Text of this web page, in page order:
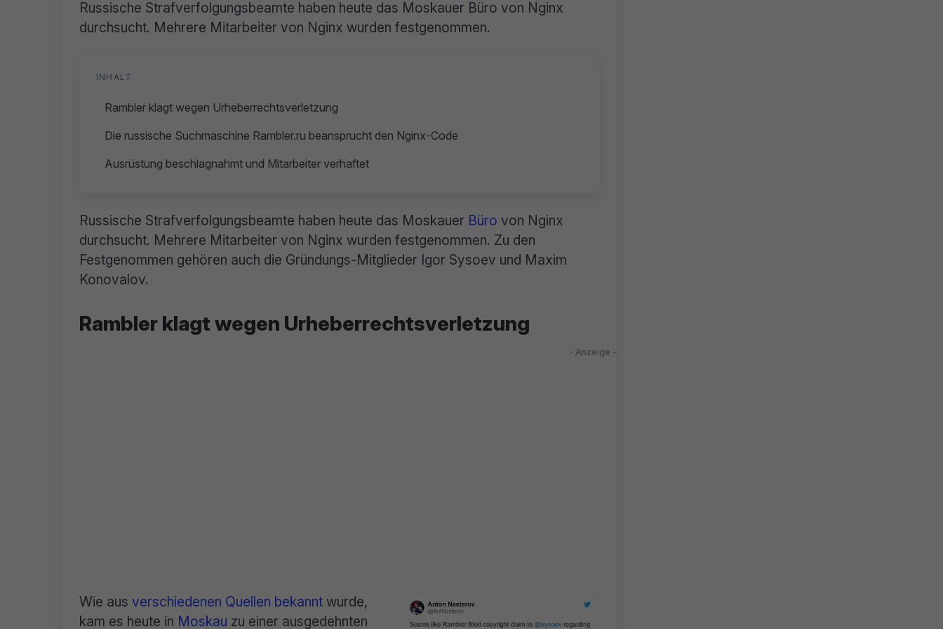
Russische Strafverfolgungsbeamte haben heute das Moskauer Büro von Nginx
durchsucht. Mehrere Mitarbeiter von Nginx wurden festgenommen.
INHALT
Rambler klagt wegen Urheberrechtsverletzung
Die russische Suchmaschine Rambler.ru beansprucht den Nginx-Code
Ausrüstung beschlagnahmt und Mitarbeiter verhaftet
Russische Strafverfolgungsbeamte haben heute das Moskauer Büro von Nginx
durchsucht. Mehrere Mitarbeiter von Nginx wurden festgenommen. Zu den
Festgenommen gehören auch die Gründungs-Mitglieder Igor Sysoev und Maxim
Konovalov.
Rambler klagt wegen Urheberrechtsverletzung
Wie aus verschiedenen Quellen bekannt wurde,
kam es heute in Moskau zu einer ausgedehnten